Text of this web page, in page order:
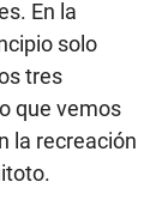
En la
solo
tres
que vemos
la recreación